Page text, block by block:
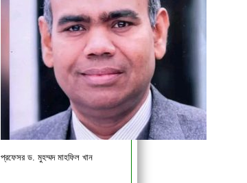
প্রফেসর ড. মুহম্মদ মাহফিল খান